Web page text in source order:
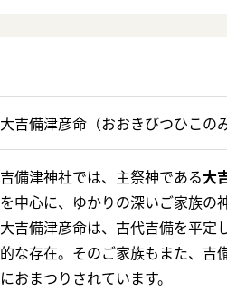
大吉備津彦命（おおきびつひこの
吉備津神社では、主祭神である大
を中心に、ゆかりの深いご家族の
大吉備津彦命は、古代吉備を平定
的な存在。そのご家族もまた、吉
におまつりされています。